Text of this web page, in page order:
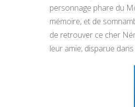
personnage phare du
mémoire, et de
de retrouver ce cher
leur amie, disparue dans